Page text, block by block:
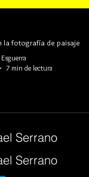
la fotografía de paisaje
Esguerra
7 min de lectura
Serrano
Serrano